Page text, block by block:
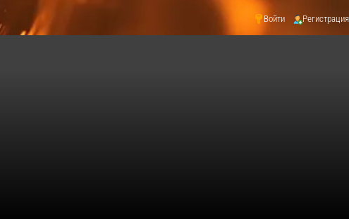
Войти Регистрация